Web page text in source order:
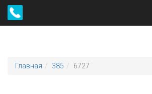
Главная 385 6727